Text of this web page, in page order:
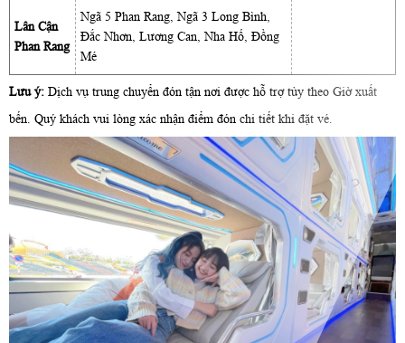
Lân Cận
Phan Rang
Ngã 5 Phan Rang, Ngã 3 Long Bình,
Đắc Nhơn, Lương Can, Nha Hố, Đồng
Mé
Lưu ý: Dịch vụ trung chuyển đón tận nơi được hỗ trợ tùy theo Giờ xuất
bến. Quý khách vui lòng xác nhận điểm đón chi tiết khi đặt vé.